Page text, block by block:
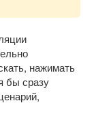
нажимать
бы сразу